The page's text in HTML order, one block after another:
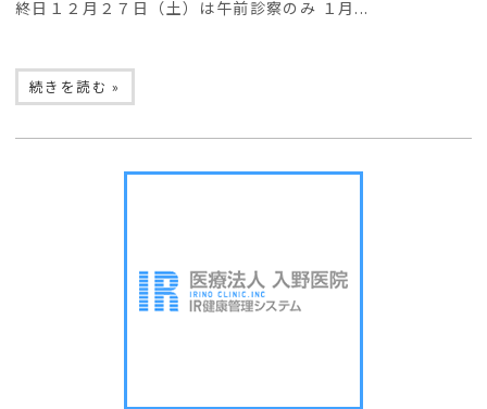
終日１２月２７日（土）は午前診察のみ １月...
続きを読む »